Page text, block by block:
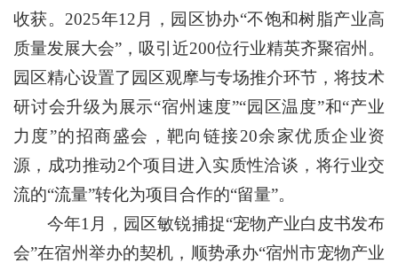
收获。2025年12月，园区协办“不饱和树脂产业高
质量发展大会”，吸引近200位行业精英齐聚宿州。
园区精心设置了园区观摩与专场推介环节，将技术
研讨会升级为展示“宿州速度”“园区温度”和“产业
力度”的招商盛会，靶向链接20余家优质企业资
源，成功推动2个项目进入实质性洽谈，将行业交
流的“流量”转化为项目合作的“留量”。
今年1月，园区敏锐捕捉“宠物产业白皮书发布
会”在宿州举办的契机，顺势承办“宿州市宠物产业